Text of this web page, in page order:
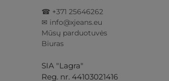
☎ +371 25646262
✉ info@xjeans.eu
Mūsų parduotuvės
Biuras
SIA "Lagra"
Reg. nr. 44103021416